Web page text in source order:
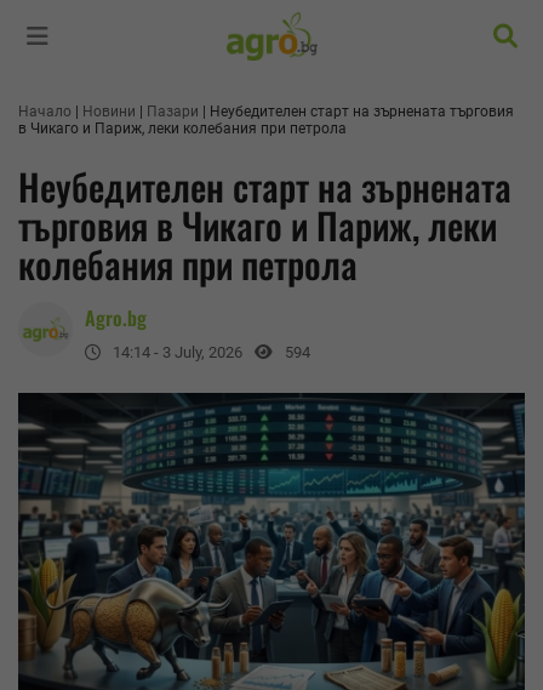
Начало Новини Пазари
Неубедителен старт на зърнената търговия
в Чикаго и Париж, леки колебания при петрола
Неубедителен старт на зърнената
търговия в Чикаго и Париж, леки
колебания при петрола
Agro.bg
14:14 - 3 July, 2026 594